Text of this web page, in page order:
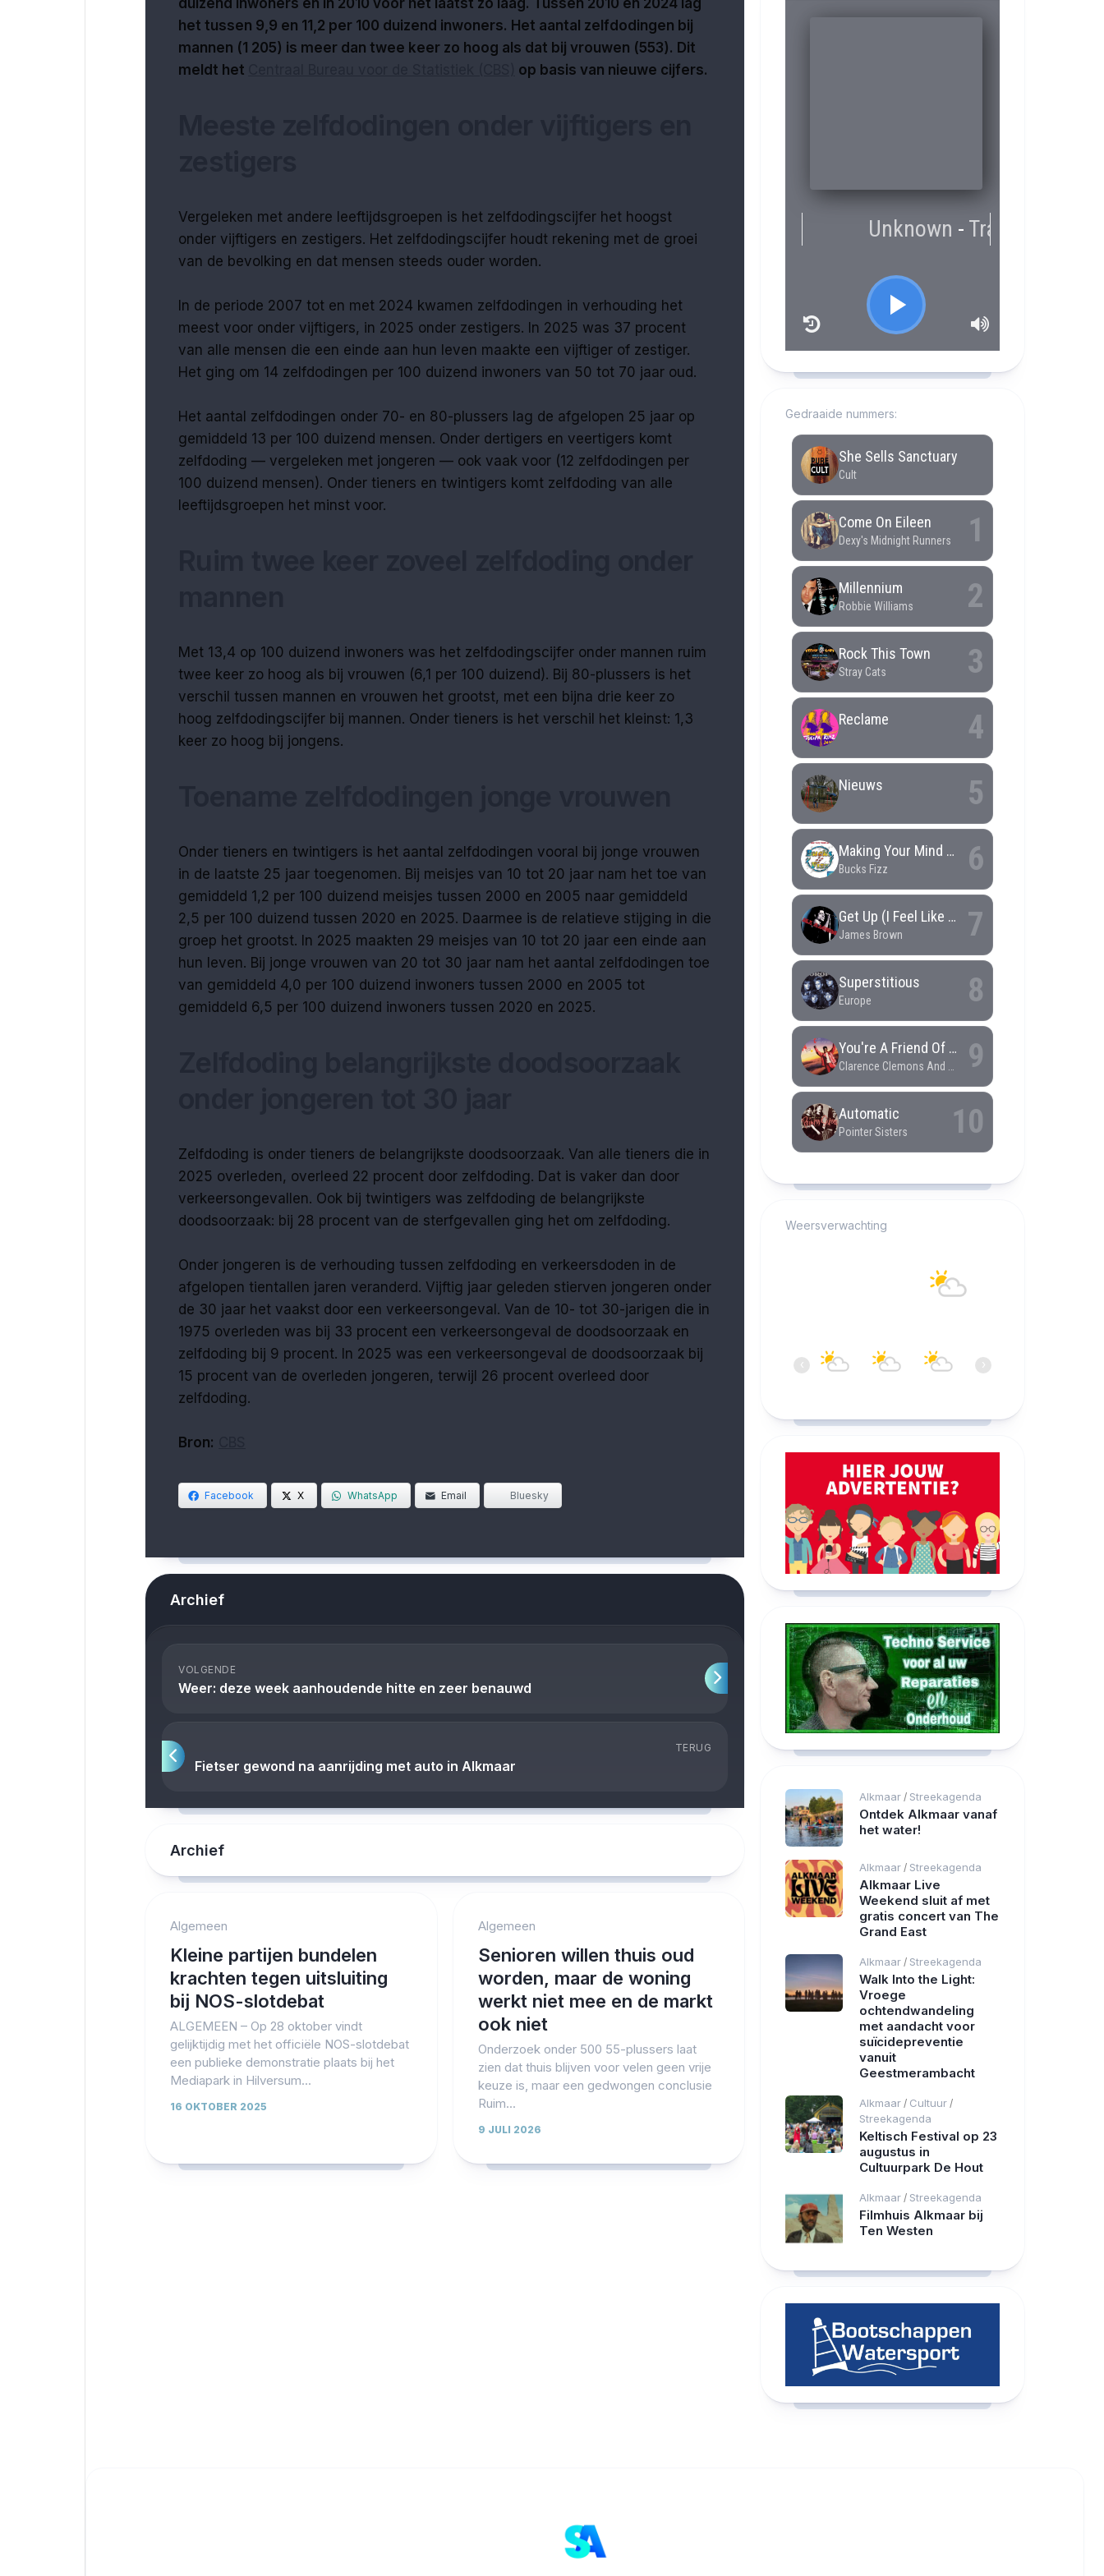
duizend inwoners en in 2010 voor het laatst zo laag. Tussen 2010 en 2024 lag
het tussen 9,9 en 11,2 per 100 duizend inwoners. Het aantal zelfdodingen bij
mannen (1 205) is meer dan twee keer zo hoog als dat bij vrouwen (553). Dit
meldt het
op basis van nieuwe cijfers.
Vergeleken met andere leeftijdsgroepen is het zelfdodingscijfer het hoogst
onder vijftigers en zestigers. Het zelfdodingscijfer houdt rekening met de groei
van de bevolking en dat mensen steeds ouder worden.
In de periode 2007 tot en met 2024 kwamen zelfdodingen in verhouding het
meest voor onder vijftigers, in 2025 onder zestigers. In 2025 was 37 procent
van alle mensen die een einde aan hun leven maakte een vijftiger of zestiger.
Het ging om 14 zelfdodingen per 100 duizend inwoners van 50 tot 70 jaar oud.
Het aantal zelfdodingen onder 70- en 80-plussers lag de afgelopen 25 jaar op
gemiddeld 13 per 100 duizend mensen. Onder dertigers en veertigers komt
zelfdoding — vergeleken met jongeren — ook vaak voor (12 zelfdodingen per
100 duizend mensen). Onder tieners en twintigers komt zelfdoding van alle
leeftijdsgroepen het minst voor.
Met 13,4 op 100 duizend inwoners was het zelfdodingscijfer onder mannen ruim
twee keer zo hoog als bij vrouwen (6,1 per 100 duizend). Bij 80-plussers is het
verschil tussen mannen en vrouwen het grootst, met een bijna drie keer zo
hoog zelfdodingscijfer bij mannen. Onder tieners is het verschil het kleinst: 1,3
keer zo hoog bij jongens.
Onder tieners en twintigers is het aantal zelfdodingen vooral bij jonge vrouwen
in de laatste 25 jaar toegenomen. Bij meisjes van 10 tot 20 jaar nam het toe van
gemiddeld 1,2 per 100 duizend meisjes tussen 2000 en 2005 naar gemiddeld
2,5 per 100 duizend tussen 2020 en 2025. Daarmee is de relatieve stijging in die
groep het grootst. In 2025 maakten 29 meisjes van 10 tot 20 jaar een einde aan
hun leven. Bij jonge vrouwen van 20 tot 30 jaar nam het aantal zelfdodingen toe
van gemiddeld 4,0 per 100 duizend inwoners tussen 2000 en 2005 tot
gemiddeld 6,5 per 100 duizend inwoners tussen 2020 en 2025.
Zelfdoding is onder tieners de belangrijkste doodsoorzaak. Van alle tieners die in
2025 overleden, overleed 22 procent door zelfdoding. Dat is vaker dan door
verkeersongevallen. Ook bij twintigers was zelfdoding de belangrijkste
doodsoorzaak: bij 28 procent van de sterfgevallen ging het om zelfdoding.
Onder jongeren is de verhouding tussen zelfdoding en verkeersdoden in de
afgelopen tientallen jaren veranderd. Vijftig jaar geleden stierven jongeren onder
de 30 jaar het vaakst door een verkeersongeval. Van de 10- tot 30-jarigen die in
1975 overleden was bij 33 procent een verkeersongeval de doodsoorzaak en
zelfdoding bij 9 procent. In 2025 was een verkeersongeval de doodsoorzaak bij
15 procent van de overleden jongeren, terwijl 26 procent overleed door
zelfdoding.
Bron:
Facebook X WhatsApp Email Bluesky
Archief
VOLGENDE
Weer: deze week aanhoudende hitte en zeer benauwd
TERUG
Fietser gewond na aanrijding met auto in Alkmaar
Archief
Algemeen
Kleine partijen bundelen
krachten tegen uitsluiting
bij NOS-slotdebat
ALGEMEEN – Op 28 oktober vindt
gelijktijdig met het officiële NOS-slotdebat
een publieke demonstratie plaats bij het
Mediapark in Hilversum...
16 OKTOBER 2025
Algemeen
Senioren willen thuis oud
worden, maar de woning
werkt niet mee en de markt
ook niet
Onderzoek onder 500 55-plussers laat
zien dat thuis blijven voor velen geen vrije
keuze is, maar een gedwongen conclusie
Ruim...
9 JULI 2026
Gedraaide nummers:
Weersverwachting
‹ ›
Alkmaar / Streekagenda
Ontdek Alkmaar vanaf
het water!
Alkmaar / Streekagenda
Alkmaar Live
Weekend sluit af met
gratis concert van The
Grand East
Alkmaar / Streekagenda
Walk Into the Light:
Vroege
ochtendwandeling
met aandacht voor
suïcidepreventie
vanuit
Geestmerambacht
Alkmaar / Cultuur /
Streekagenda
Keltisch Festival op 23
augustus in
Cultuurpark De Hout
Alkmaar / Streekagenda
Filmhuis Alkmaar bij
Ten Westen